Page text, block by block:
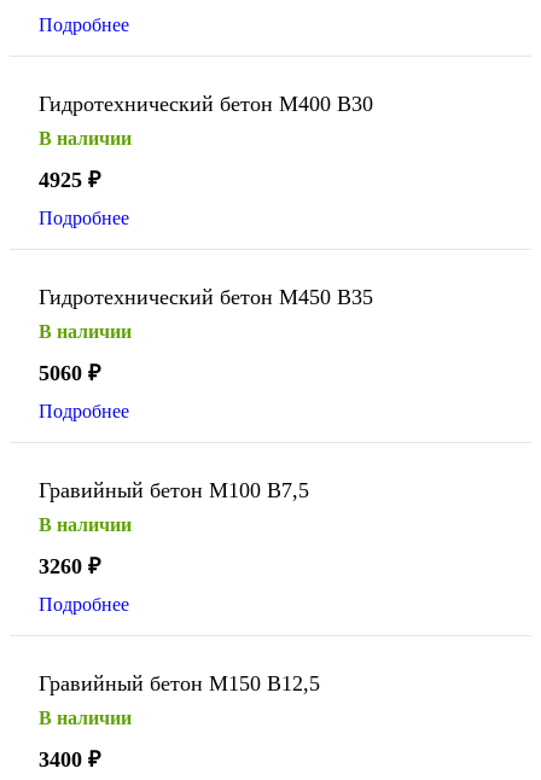
Подробнее
Гидротехнический бетон М400 В30
В наличии
4925 ₽
Подробнее
Гидротехнический бетон М450 В35
В наличии
5060 ₽
Подробнее
Гравийный бетон М100 В7,5
В наличии
3260 ₽
Подробнее
Гравийный бетон М150 В12,5
В наличии
3400 ₽